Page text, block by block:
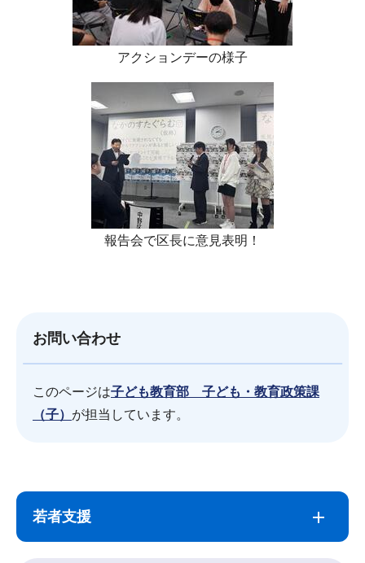
アクションデーの様子
報告会で区長に意見表明！
お問い合わせ
このページは子ども教育部 子ども・教育政策課
（子） が担当しています。
こ
若者支援